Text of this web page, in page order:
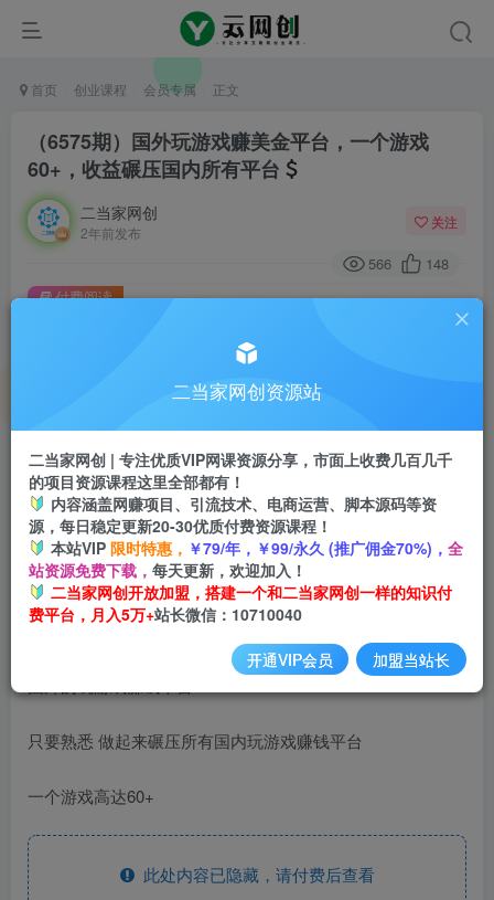
首页 创业课程 会员专属 正文
（6575期）国外玩游戏赚美金平台，一个游戏
60+，收益碾压国内所有平台
二当家网创
2年前发布
关注
566 148
此内容为付费阅读，请付费后查看
会员专属资源
会员免费
开通会员
付费阅读
只要熟悉 做起来碾压所有国内玩游戏赚钱平台
一个游戏高达60+
此处内容已隐藏，请付费后查看
二当家网创资源站
二当家网创 | 专注优质VIP网课资源分享，市面上收费几百几千
的项目资源课程这里全部都有！
内容涵盖网赚项目、引流技术、电商运营、脚本源码等资
源，每日稳定更新20-30优质付费资源课程！
本站VIP 限时特惠， ￥79/年，￥99/永久 (推广佣金70%)， 全
站资源免费下载， 每天更新，欢迎加入！
二当家网创开放加盟，搭建一个和二当家网创一样的知识付
费平台，月入5万+站长微信：10710040
开通VIP会员 加盟当站长